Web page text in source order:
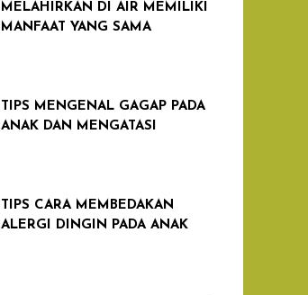
MELAHIRKAN DI AIR MEMILIKI
MANFAAT YANG SAMA
TIPS MENGENAL GAGAP PADA
ANAK DAN MENGATASI
TIPS CARA MEMBEDAKAN
ALERGI DINGIN PADA ANAK